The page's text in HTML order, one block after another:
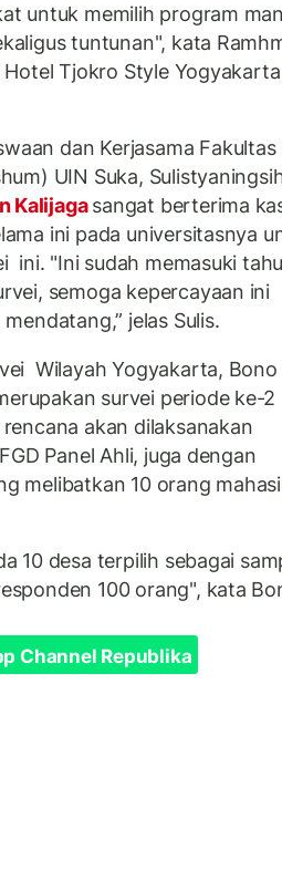
untuk memilih program
tuntunan", kata
Tjokro Style Yogyakarta
dan Kerjasama Fakultas
UIN Suka,
Kalijagasangat berterima
ini pada universitasnya
ini. "Ini sudah memasuki
semoga kepercayaan ini
jelas Sulis.
Wilayah Yogyakarta, Bono
survei periode ke-2
akan dilaksanakan
Panel Ahli, juga dengan
melibatkan 10 orang
10 desa terpilih sebagai
100 orang", kata
Channel Republika